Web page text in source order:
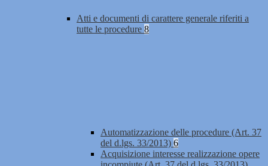
Atti e documenti di carattere generale riferiti a
tutte le procedure 8
Automatizzazione delle procedure (Art. 37
del d.lgs. 33/2013) 6
Acquisizione interesse realizzazione opere